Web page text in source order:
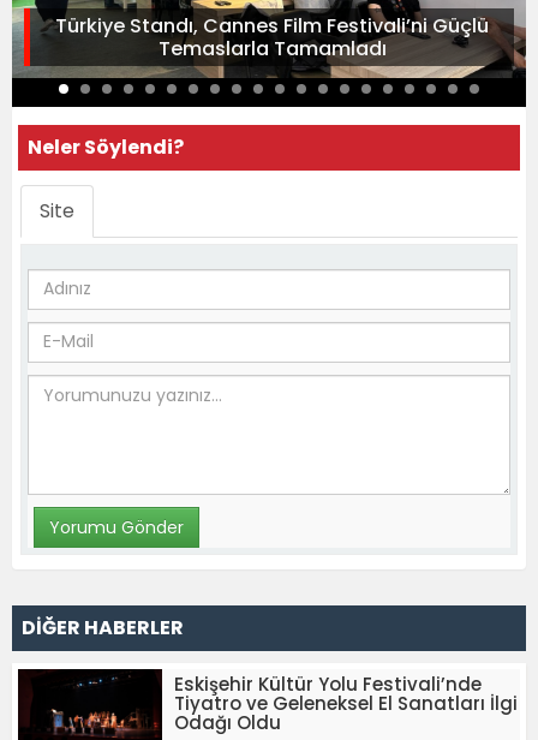
Türkiye Standı, Cannes Film Festivali’ni Güçlü
Temaslarla Tamamladı
Neler Söylendi?
Site
DİĞER HABERLER
Eskişehir Kültür Yolu Festivali’nde
Tiyatro ve Geleneksel El Sanatları İlgi
Odağı Oldu